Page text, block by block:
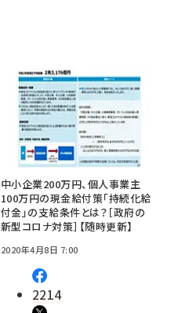
中小企業200万円、個人事業主
100万円の現金給付策「持続化給
付金」の支給条件とは？［政府の
新型コロナ対策］【随時更新】
2020年4月8日 7:00
2214